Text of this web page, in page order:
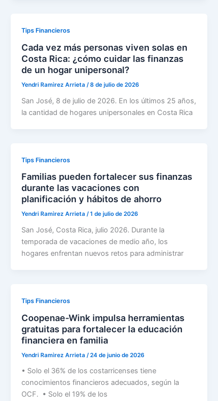
Tips Financieros
Cada vez más personas viven solas en
Costa Rica: ¿cómo cuidar las finanzas
de un hogar unipersonal?
Yendri Ramìrez Arrieta/8 de julio de 2026
San José, 8 de julio de 2026. En los últimos 25 años,
la cantidad de hogares unipersonales en Costa Rica
Tips Financieros
Familias pueden fortalecer sus finanzas
durante las vacaciones con
planificación y hábitos de ahorro
Yendri Ramìrez Arrieta/1 de julio de 2026
San José, Costa Rica, julio 2026. Durante la
temporada de vacaciones de medio año, los
hogares enfrentan nuevos retos para administrar
Tips Financieros
Coopenae-Wink impulsa herramientas
gratuitas para fortalecer la educación
financiera en familia
Yendri Ramìrez Arrieta /24 de junio de 2026
• Solo el 36% de los costarricenses tiene
conocimientos financieros adecuados, según la
OCF. • Solo el 19% de los